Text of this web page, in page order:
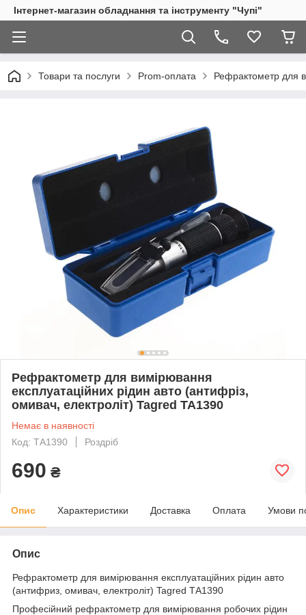
Інтернет-магазин обладнання та інструменту "Чупі"
Товари та послуги Prom-оплата Рефрактометр для
Рефрактометр для вимірювання
експлуатаційних рідин авто (антифріз,
омивач, електроліт) Tagred ТА1390
Немає в наявності
Код: ТА1390
Роздріб
690 ₴
Опис Характеристики Доставка Оплата Умови
Опис
Рефрактометр для вимірювання експлуатаційних рідин авто
(антифриз, омивач, електроліт) Tagred ТА1390
Професійний рефрактометр для вимірювання робочих рідин